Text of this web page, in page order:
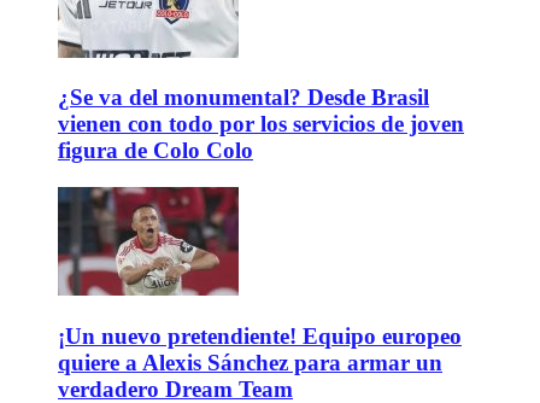
¿Se va del monumental? Desde Brasil
vienen con todo por los servicios de joven
figura de Colo Colo
¡Un nuevo pretendiente! Equipo europeo
quiere a Alexis Sánchez para armar un
verdadero Dream Team